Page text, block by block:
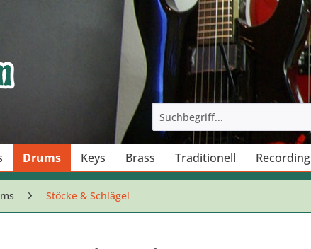
Drums Keys Brass Traditionell Recording
Stöcke & Schlägel